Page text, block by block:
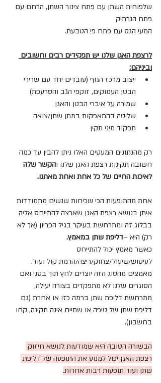
שלפוחית השתן עם פתח צינור השתן, הרחם עם
פתח הנרתיק
המעי הגס עם פתח פי הטבעת.
לרצפת האגן שלנו יש תפקידים רבים וחשובים
וביניהם:
ייצוב מרכז הגוף (עובדים יחד עם שרירי
הבטן העמוקים, זוקפי הגב והסרעפת)
שמירה על איברי הבטן והאגן
שליטה בהתאפקות במתן שתן/צואה
תפקוד מיני תקין
רק מהנתונים המעטים האלו ניתן להבין עד כמה
חשובה תקינות רצפת האגן שלנו והקשר שלה
לאיכות החיים של כל אחת ואחת מאתנו.
אחת מהתופעות הכי שכיחות שנשים מתמודדות
איתן בנושא רצפת האגן שארצה להתייחס אליה
בבלוג זה ומתרחשת בעיקר בגיל הפריון (אך לא
רק) היא –דליפת שתן במאמץ.
כאשר מאמץ יכול להתייחס
לעיטוש/שיעול/צחוק/ריצה/הרמת קול ועוד.
מאמצים מהסוג הזה יוצרים לחץ תוך בטני ואם
הסוגרים שלנו לא מתפקדים בצורה יעילה,
מתרחשת דליפת שתן ברמה כזו או אחרת (גם
דליפת שתן של טיפה או שתיים אינה תקינה, קחו
בחשבון).
הבשורה הטובה היא שמודעות לנושא חיזוק
רצפת האגן יכול למנוע את התופעה של דליפת
שתן ועוד תופעות רבות אחרות.